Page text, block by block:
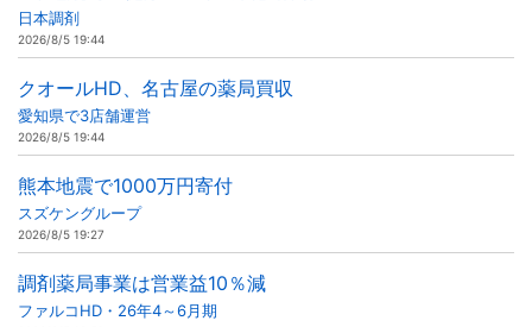
日本調剤
2026/8/5 19:44
クオールHD、名古屋の薬局買収
愛知県で3店舗運営
2026/8/5 19:44
熊本地震で1000万円寄付
スズケングループ
2026/8/5 19:27
調剤薬局事業は営業益10％減
ファルコHD・26年4～6月期